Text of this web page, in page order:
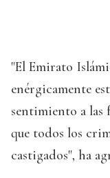
"El Emirato
enérgicamente
sentimiento a las
que todos los
castigados", ha